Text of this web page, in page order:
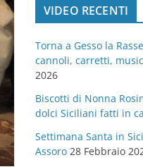
o
r
e
VIDEO RECENTI
Torna a Gesso la
cannoli, carretti,
2026
Biscotti di Nonna
dolci Siciliani fatti in
Settimana Santa in
Assoro 28 Febbraio